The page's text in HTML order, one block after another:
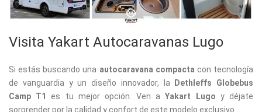
Visita Yakart Autocaravanas Lugo
Si estás buscando una autocaravana compacta con tecnología
de vanguardia y un diseño innovador, la
Dethleffs Globebus
Camp T1
es tu mejor opción. Ven aYakart Lugo y déjate
sorprender por la calidad y confort de este modelo exclusivo.